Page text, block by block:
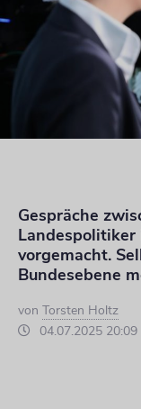
Gespräche
Landespolitiker
vorgemacht.
Bundesebene
von Torsten Holtz
04.07.2025